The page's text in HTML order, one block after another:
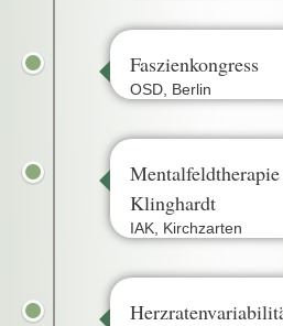
Faszienkongress
OSD, Berlin
Klinghardt
IAK, Kirchzarten